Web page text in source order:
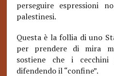
perseguire espressioni
palestinesi.
Questa è la follia di uno
per prendere di mira
sostiene che i cecchini
difendendo il “confine”.